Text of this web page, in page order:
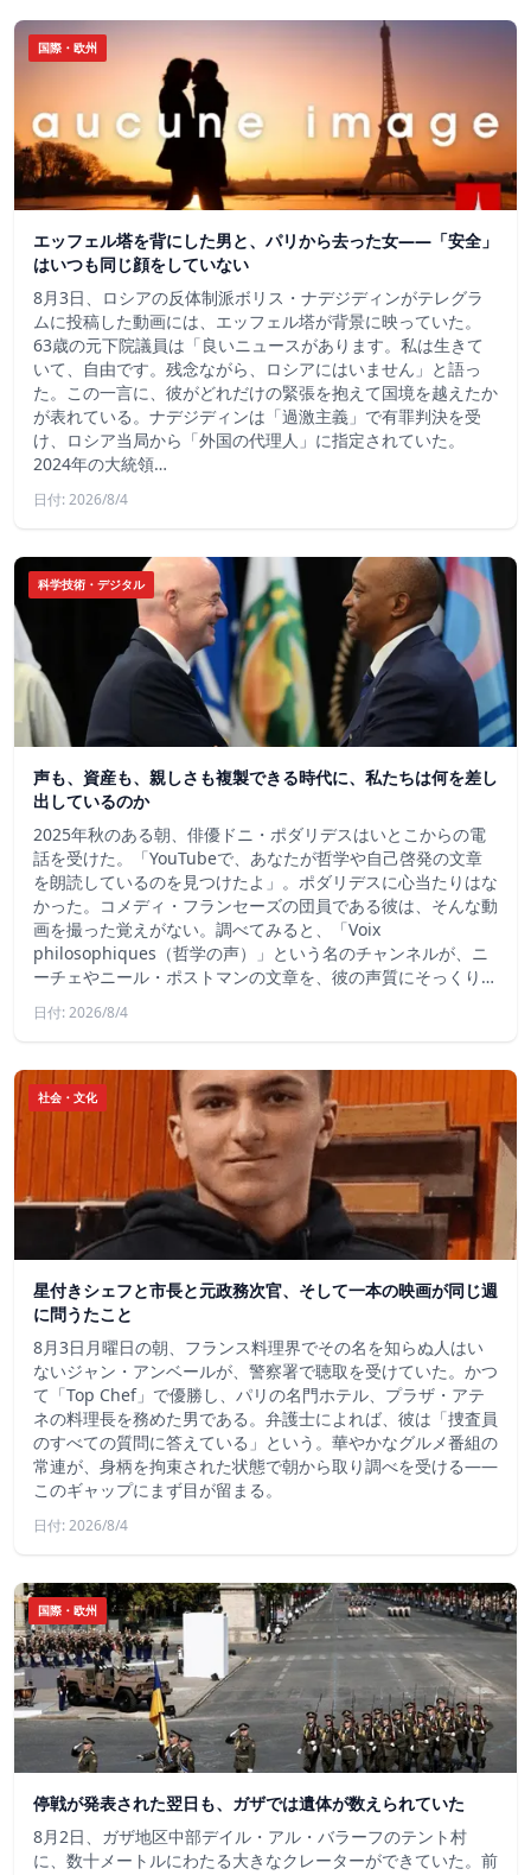
国際・欧州
エッフェル塔を背にした男と、パリから去った女——「安全」
はいつも同じ顔をしていない
8月3日、ロシアの反体制派ボリス・ナデジディンがテレグラ
ムに投稿した動画には、エッフェル塔が背景に映っていた。
63歳の元下院議員は「良いニュースがあります。私は生きて
いて、自由です。残念ながら、ロシアにはいません」と語っ
た。この一言に、彼がどれだけの緊張を抱えて国境を越えたか
が表れている。ナデジディンは「過激主義」で有罪判決を受
け、ロシア当局から「外国の代理人」に指定されていた。
2024年の大統領…
日付: 2026/8/4
科学技術・デジタル
声も、資産も、親しさも複製できる時代に、私たちは何を差し
出しているのか
2025年秋のある朝、俳優ドニ・ポダリデスはいとこからの電
話を受けた。「YouTubeで、あなたが哲学や自己啓発の文章
を朗読しているのを見つけたよ」。ポダリデスに心当たりはな
かった。コメディ・フランセーズの団員である彼は、そんな動
画を撮った覚えがない。調べてみると、「Voix
philosophiques（哲学の声）」という名のチャンネルが、ニ
ーチェやニール・ポストマンの文章を、彼の声質にそっくり…
日付: 2026/8/4
社会・文化
星付きシェフと市長と元政務次官、そして一本の映画が同じ週
に問うたこと
8月3日月曜日の朝、フランス料理界でその名を知らぬ人はい
ないジャン・アンベールが、警察署で聴取を受けていた。かつ
て「Top Chef」で優勝し、パリの名門ホテル、プラザ・アテ
ネの料理長を務めた男である。弁護士によれば、彼は「捜査員
のすべての質問に答えている」という。華やかなグルメ番組の
常連が、身柄を拘束された状態で朝から取り調べを受ける――
このギャップにまず目が留まる。
日付: 2026/8/4
国際・欧州
停戦が発表された翌日も、ガザでは遺体が数えられていた
8月2日、ガザ地区中部デイル・アル・バラーフのテント村
に、数十メートルにわたる大きなクレーターができていた。前